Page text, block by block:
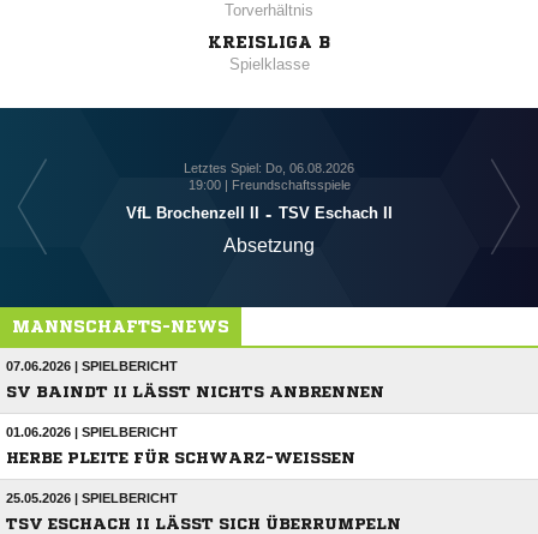
Torverhältnis
KREISLIGA B
Spielklasse
Letztes Spiel: Do, 06.08.2026
19:00 | Freundschaftsspiele
VfL Brochenzell II - TSV Eschach II
Absetzung
MANNSCHAFTS-NEWS
07.06.2026 | SPIELBERICHT
SV BAINDT II LÄSST NICHTS ANBRENNEN
01.06.2026 | SPIELBERICHT
HERBE PLEITE FÜR SCHWARZ-WEISSEN
25.05.2026 | SPIELBERICHT
TSV ESCHACH II LÄSST SICH ÜBERRUMPELN